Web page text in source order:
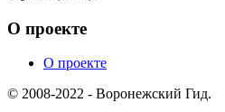
О проекте
О проекте
© 2008-2022 - Воронежский Гид.